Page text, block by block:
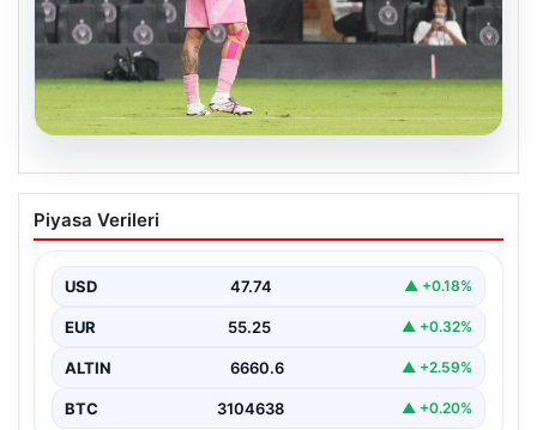
Rodrigo De Paul’den Duygusal Gol
Sevinci: Messi’ye Anlamlı Jest
ardından sergilediği hareketle takım arkadaşı Lionel
Messi’ye…
Piyasa Verileri
USD 47.74 ▲ +0.18%
EUR 55.25 ▲ +0.32%
ALTIN 6660.6 ▲ +2.59%
BTC 3104638 ▲ +0.20%